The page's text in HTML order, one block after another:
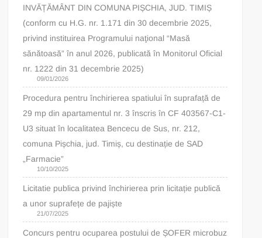
INVĂȚĂMÂNT DIN COMUNA PIȘCHIA, JUD. TIMIȘ
(conform cu H.G. nr. 1.171 din 30 decembrie 2025,
privind instituirea Programului naţional “Masă
sănătoasă” în anul 2026, publicată în Monitorul Oficial
nr. 1222 din 31 decembrie 2025)
09/01/2026
Procedura pentru închirierea spatiului în suprafață de
29 mp din apartamentul nr. 3 înscris în CF 403567-C1-
U3 situat în localitatea Bencecu de Sus, nr. 212,
comuna Pișchia, jud. Timiș, cu destinație de SAD
„Farmacie”
10/10/2025
Licitatie publica privind închirierea prin licitație publică
a unor suprafețe de pajiște
21/07/2025
Concurs pentru ocuparea postului de ȘOFER microbuz